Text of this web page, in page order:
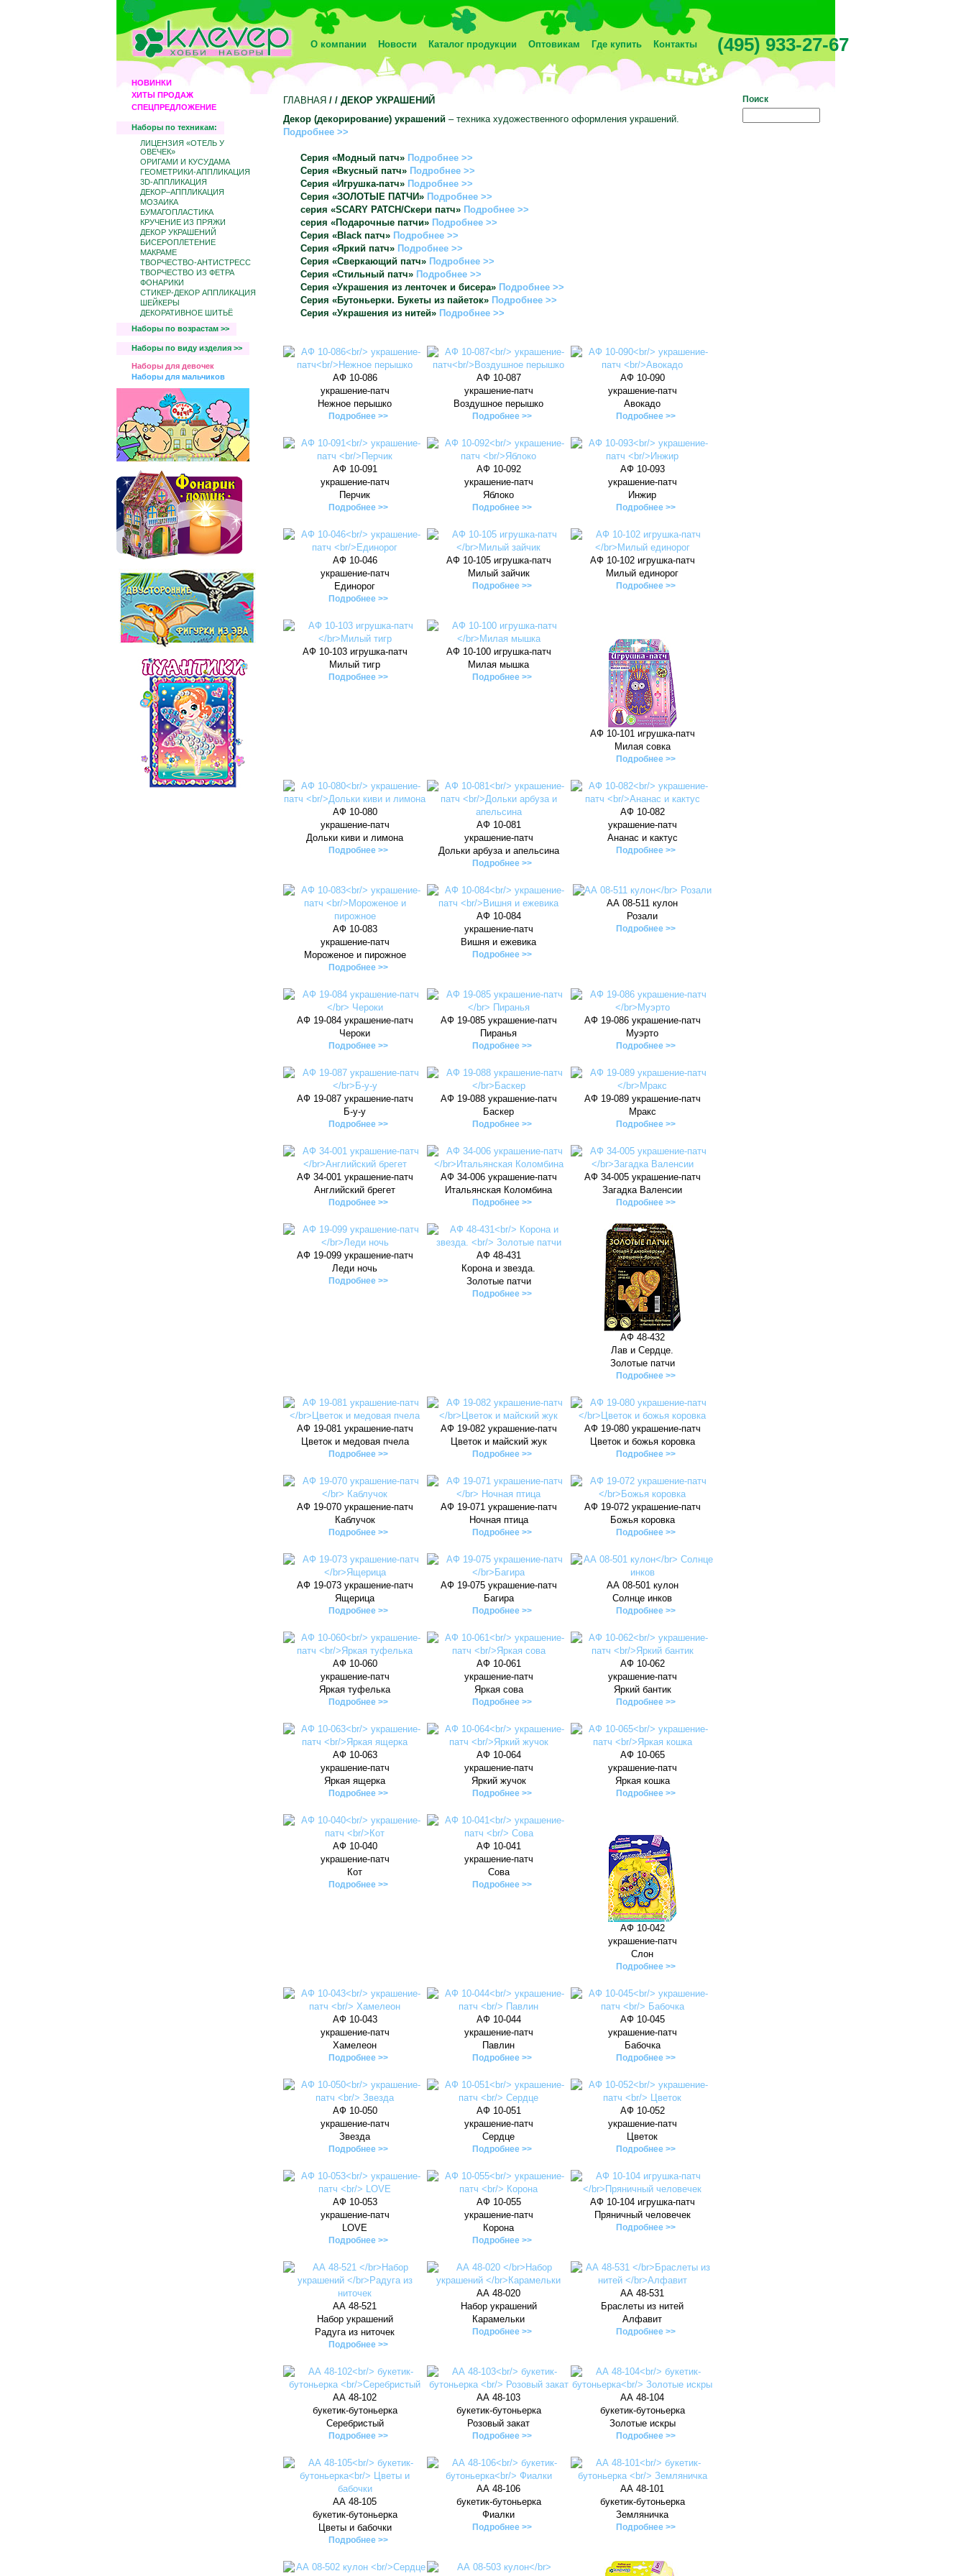
О компании Новости Каталог продукции Оптовикам Где купить Контакты (495) 933-27-67
НОВИНКИ
ХИТЫ ПРОДАЖ
СПЕЦПРЕДЛОЖЕНИЕ
Наборы по техникам:
ЛИЦЕНЗИЯ «ОТЕЛЬ У
ОВЕЧЕК»
ОРИГАМИ И КУСУДАМА
ГЕОМЕТРИКИ-АППЛИКАЦИЯ
3D-АППЛИКАЦИЯ
ДЕКОР–АППЛИКАЦИЯ
МОЗАИКА
БУМАГОПЛАСТИКА
КРУЧЕНИЕ ИЗ ПРЯЖИ
ДЕКОР УКРАШЕНИЙ
БИCЕРОПЛЕТЕНИЕ
МАКРАМЕ
ТВОРЧЕСТВО-АНТИСТРЕСС
ТВОРЧЕСТВО ИЗ ФЕТРА
ФОНАРИКИ
СТИКЕР-ДЕКОР АППЛИКАЦИЯ
ШЕЙКЕРЫ
ДЕКОРАТИВНОЕ ШИТЬЁ
Наборы по возрастам >>
Наборы по виду изделия >>
Наборы для девочек
Наборы для мальчиков
ГЛАВНАЯ / / ДЕКОР УКРАШЕНИЙ
Декор (декорирование) украшений– техника художественного оформления украшений.
Подробнее >>
Серия «Модный патч» Подробнее >>
Серия «Вкусный патч» Подробнее >>
Серия «Игрушка-патч» Подробнее >>
Серия «ЗОЛОТЫЕ ПАТЧИ» Подробнее >>
серия «SCARY PATCH/Скери патч» Подробнее >>
серия «Подарочные патчи» Подробнее >>
Серия «Black патч» Подробнее >>
Серия «Яркий патч» Подробнее >>
Серия «Сверкающий патч» Подробнее >>
Серия «Стильный патч» Подробнее >>
Серия «Украшения из ленточек и бисера» Подробнее >>
Серия «Бутоньерки. Букеты из пайеток» Подробнее >>
Серия «Украшения из нитей» Подробнее >>
АФ 10-086
украшение-патч
Нежное перышко
Подробнее >>
АФ 10-087
украшение-патч
Воздушное перышко
Подробнее >>
АФ 10-090
украшение-патч
Авокадо
Подробнее >>
АФ 10-091
украшение-патч
Перчик
Подробнее >>
АФ 10-092
украшение-патч
Яблоко
Подробнее >>
АФ 10-093
украшение-патч
Инжир
Подробнее >>
АФ 10-046
украшение-патч
Единорог
Подробнее >>
АФ 10-105 игрушка-патч
Милый зайчик
Подробнее >>
АФ 10-102 игрушка-патч
Милый единорог
Подробнее >>
АФ 10-103 игрушка-патч
Милый тигр
Подробнее >>
АФ 10-100 игрушка-патч
Милая мышка
Подробнее >>
АФ 10-101 игрушка-патч
Милая совка
Подробнее >>
АФ 10-080
украшение-патч
Дольки киви и лимона
Подробнее >>
АФ 10-081
украшение-патч
Дольки арбуза и апельсина
Подробнее >>
АФ 10-082
украшение-патч
Ананас и кактус
Подробнее >>
АФ 10-083
украшение-патч
Мороженое и пирожное
Подробнее >>
АФ 10-084
украшение-патч
Вишня и ежевика
Подробнее >>
АА 08-511 кулон
Розали
Подробнее >>
АФ 19-084 украшение-патч
Чероки
Подробнее >>
АФ 19-085 украшение-патч
Пиранья
Подробнее >>
АФ 19-086 украшение-патч
Муэрто
Подробнее >>
АФ 19-087 украшение-патч
Б-у-у
Подробнее >>
АФ 19-088 украшение-патч
Баскер
Подробнее >>
АФ 19-089 украшение-патч
Мракс
Подробнее >>
АФ 34-001 украшение-патч
Английский брегет
Подробнее >>
АФ 34-006 украшение-патч
Итальянская Коломбина
Подробнее >>
АФ 34-005 украшение-патч
Загадка Валенсии
Подробнее >>
АФ 19-099 украшение-патч
Леди ночь
Подробнее >>
АФ 48-431
Корона и звезда.
Золотые патчи
Подробнее >>
АФ 48-432
Лав и Сердце.
Золотые патчи
Подробнее >>
АФ 19-081 украшение-патч
Цветок и медовая пчела
Подробнее >>
АФ 19-082 украшение-патч
Цветок и майский жук
Подробнее >>
АФ 19-080 украшение-патч
Цветок и божья коровка
Подробнее >>
АФ 19-070 украшение-патч
Каблучок
Подробнее >>
АФ 19-071 украшение-патч
Ночная птица
Подробнее >>
АФ 19-072 украшение-патч
Божья коровка
Подробнее >>
АФ 19-073 украшение-патч
Ящерица
Подробнее >>
АФ 19-075 украшение-патч
Багира
Подробнее >>
АА 08-501 кулон
Солнце инков
Подробнее >>
АФ 10-060
украшение-патч
Яркая туфелька
Подробнее >>
АФ 10-061
украшение-патч
Яркая сова
Подробнее >>
АФ 10-062
украшение-патч
Яркий бантик
Подробнее >>
АФ 10-063
украшение-патч
Яркая ящерка
Подробнее >>
АФ 10-064
украшение-патч
Яркий жучок
Подробнее >>
АФ 10-065
украшение-патч
Яркая кошка
Подробнее >>
АФ 10-040
украшение-патч
Кот
Подробнее >>
АФ 10-041
украшение-патч
Сова
Подробнее >>
АФ 10-042
украшение-патч
Слон
Подробнее >>
АФ 10-043
украшение-патч
Хамелеон
Подробнее >>
АФ 10-044
украшение-патч
Павлин
Подробнее >>
АФ 10-045
украшение-патч
Бабочка
Подробнее >>
АФ 10-050
украшение-патч
Звезда
Подробнее >>
АФ 10-051
украшение-патч
Сердце
Подробнее >>
АФ 10-052
украшение-патч
Цветок
Подробнее >>
АФ 10-053
украшение-патч
LOVE
Подробнее >>
АФ 10-055
украшение-патч
Корона
Подробнее >>
АФ 10-104 игрушка-патч
Пряничный человечек
Подробнее >>
АА 48-521
Набор украшений
Радуга из ниточек
Подробнее >>
АА 48-020
Набор украшений
Карамельки
Подробнее >>
АА 48-531
Браслеты из нитей
Алфавит
Подробнее >>
АА 48-102
букетик-бутоньерка
Серебристый
Подробнее >>
АА 48-103
букетик-бутоньерка
Розовый закат
Подробнее >>
АА 48-104
букетик-бутоньерка
Золотые искры
Подробнее >>
АА 48-105
букетик-бутоньерка
Цветы и бабочки
Подробнее >>
АА 48-106
букетик-бутоньерка
Фиалки
Подробнее >>
АА 48-101
букетик-бутоньерка
Земляничка
Подробнее >>
Поиск